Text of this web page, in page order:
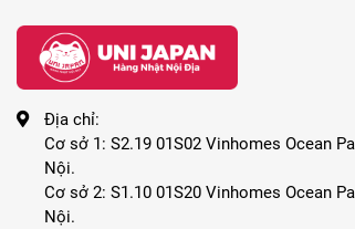
Địa chỉ:
Cơ sở 1: S2.19 01S02 Vinhomes Ocean
Nội.
Cơ sở 2: S1.10 01S20 Vinhomes Ocean
Nội.